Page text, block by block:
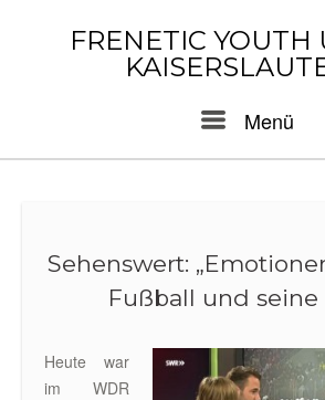
FRENETIC YOUTH
Menü
Sehenswert:
Fußball und seine
Heute war
im WDR